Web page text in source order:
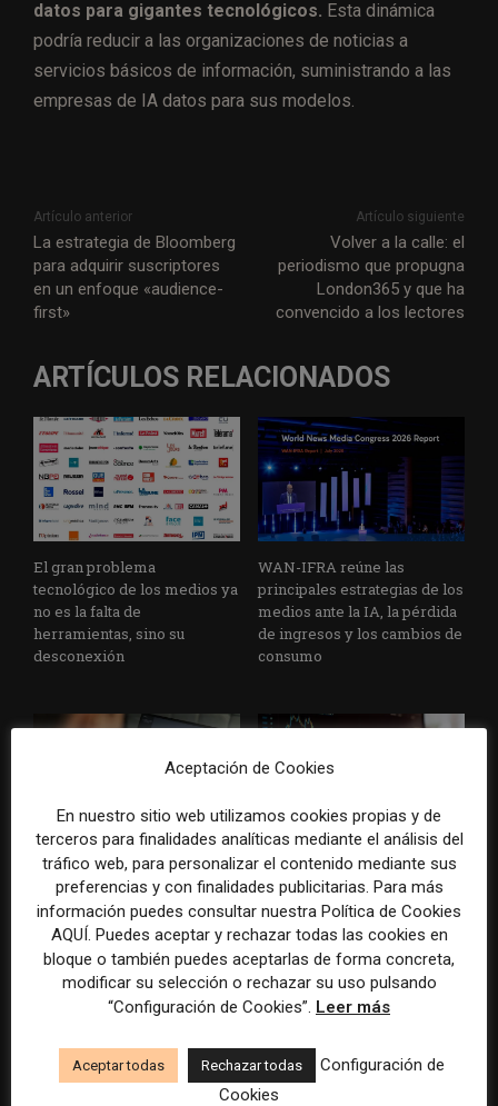
datos para gigantes tecnológicos. Esta dinámica
podría reducir a las organizaciones de noticias a
servicios básicos de información, suministrando a las
empresas de IA datos para sus modelos.
Artículo anterior
La estrategia de Bloomberg
para adquirir suscriptores
en un enfoque «audience-
first»
Artículo siguiente
Volver a la calle: el
periodismo que propugna
London365 y que ha
convencido a los lectores
ARTÍCULOS RELACIONADOS
El gran problema
tecnológico de los medios ya
no es la falta de
herramientas, sino su
desconexión
WAN-IFRA reúne las
principales estrategias de los
medios ante la IA, la pérdida
de ingresos y los cambios de
consumo
Veinte ejemplos de uso de la
IA en redacciones, productos
y negocios periodísticos
La bolsa ha borrado hasta el
98% del valor de algunos
grandes grupos de prensa
tradicionales
Aceptación de Cookies
En nuestro sitio web utilizamos cookies propias y de
terceros para finalidades analíticas mediante el análisis del
tráfico web, para personalizar el contenido mediante sus
preferencias y con finalidades publicitarias. Para más
información puedes consultar nuestra Política de Cookies
AQUÍ. Puedes aceptar y rechazar todas las cookies en
bloque o también puedes aceptarlas de forma concreta,
modificar su selección o rechazar su uso pulsando
“Configuración de Cookies”. Leer más
Aceptar todas Rechazar todas
Configuración de
Cookies